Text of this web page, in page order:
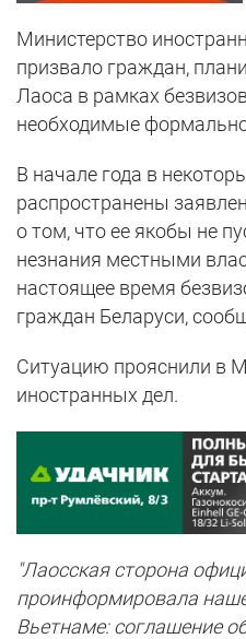
Министерство
призвало граждан,
Лаоса в рамках
необходимые
В начале года в
распространены
о том, что ее якобы не
незнания местными
настоящее время
граждан Беларуси,
Ситуацию прояснили в
иностранных дел.
"Лаосская сторона
проинформировала
Вьетнаме: соглашение